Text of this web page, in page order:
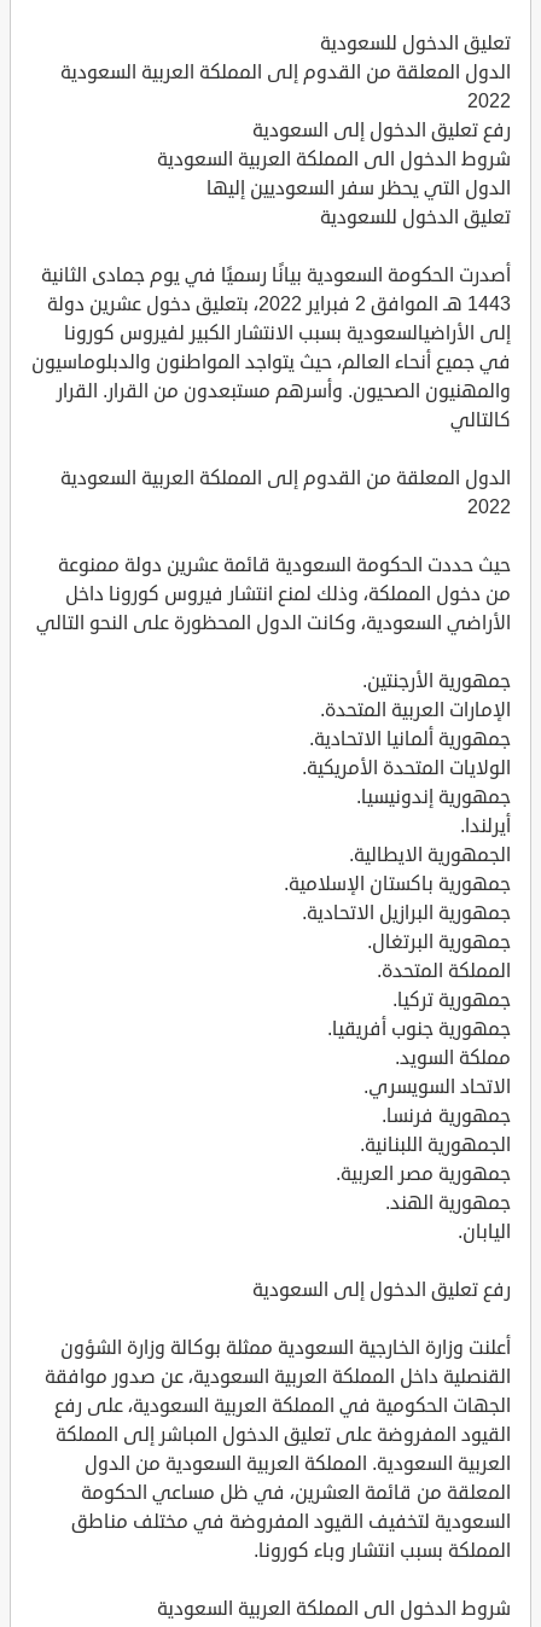
تعليق الدخول للسعودية
الدول المعلقة من القدوم إلى المملكة العربية السعودية
2022
رفع تعليق الدخول إلى السعودية
شروط الدخول الى المملكة العربية السعودية
الدول التي يحظر سفر السعوديين إليها
تعليق الدخول للسعودية
أصدرت الحكومة السعودية بيانًا رسميًا في يوم جمادى الثانية
1443 هـ الموافق 2 فبراير 2022، بتعليق دخول عشرين دولة
إلى الأراضيالسعودية بسبب الانتشار الكبير لفيروس كورونا
في جميع أنحاء العالم، حيث يتواجد المواطنون والدبلوماسيون
والمهنيون الصحيون. وأسرهم مستبعدون من القرار. القرار
كالتالي
الدول المعلقة من القدوم إلى المملكة العربية السعودية
2022
حيث حددت الحكومة السعودية قائمة عشرين دولة ممنوعة
من دخول المملكة، وذلك لمنع انتشار فيروس كورونا داخل
الأراضي السعودية، وكانت الدول المحظورة على النحو التالي
جمهورية الأرجنتين.
الإمارات العربية المتحدة.
جمهورية ألمانيا الاتحادية.
الولايات المتحدة الأمريكية.
جمهورية إندونيسيا.
أيرلندا.
الجمهورية الايطالية.
جمهورية باكستان الإسلامية.
جمهورية البرازيل الاتحادية.
جمهورية البرتغال.
المملكة المتحدة.
جمهورية تركيا.
جمهورية جنوب أفريقيا.
مملكة السويد.
الاتحاد السويسري.
جمهورية فرنسا.
الجمهورية اللبنانية.
جمهورية مصر العربية.
جمهورية الهند.
اليابان.
رفع تعليق الدخول إلى السعودية
أعلنت وزارة الخارجية السعودية ممثلة بوكالة وزارة الشؤون
القنصلية داخل المملكة العربية السعودية، عن صدور موافقة
الجهات الحكومية في المملكة العربية السعودية، على رفع
القيود المفروضة على تعليق الدخول المباشر إلى المملكة
العربية السعودية. المملكة العربية السعودية من الدول
المعلقة من قائمة العشرين، في ظل مساعي الحكومة
السعودية لتخفيف القيود المفروضة في مختلف مناطق
المملكة بسبب انتشار وباء كورونا.
شروط الدخول الى المملكة العربية السعودية